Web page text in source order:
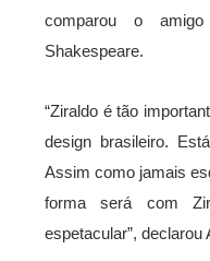
comparou o
Shakespeare.
“Ziraldo é tão
design brasileiro.
Assim como jamais
forma será com
espetacular”, declarou